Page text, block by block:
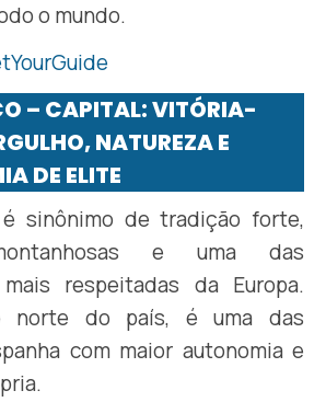
o mundo.​
– CAPITAL: VITÓRIA-
NATUREZA E
DE ELITE
sinônimo de tradição forte,
e uma das
respeitadas da Europa.
norte do país, é uma das
com maior autonomia e